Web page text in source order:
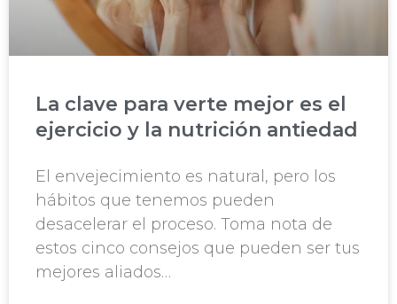
La clave para verte mejor es el
ejercicio y la nutrición antiedad
El envejecimiento es natural, pero los
hábitos que tenemos pueden
desacelerar el proceso. Toma nota de
estos cinco consejos que pueden ser tus
mejores aliados…